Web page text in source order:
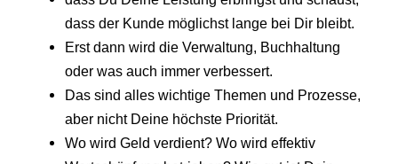
dass der Kunde möglichst lange bei Dir bleibt.
Erst dann wird die Verwaltung, Buchhaltung
oder was auch immer verbessert.
Das sind alles wichtige Themen und Prozesse,
aber nicht Deine höchste Priorität.
Wo wird Geld verdient? Wo wird effektiv